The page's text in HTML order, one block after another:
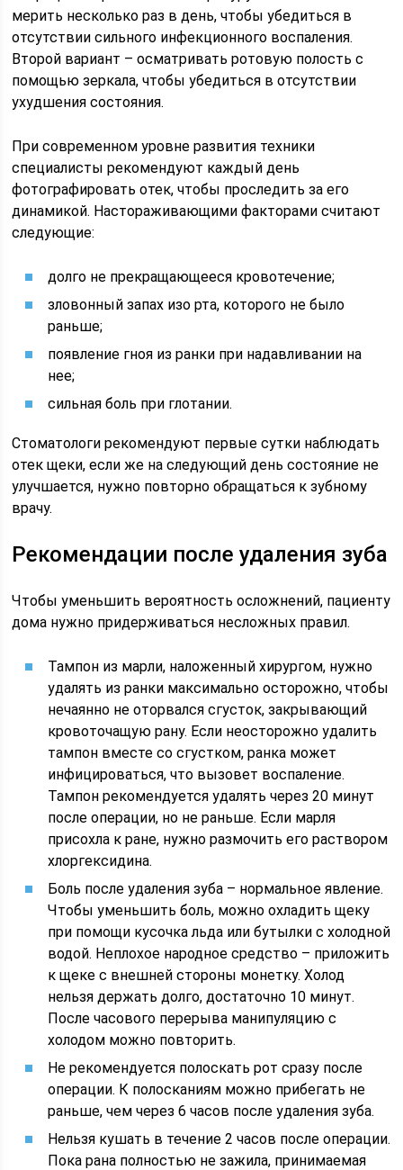
мерить несколько раз в день, чтобы убедиться в
отсутствии сильного инфекционного воспаления.
Второй вариант – осматривать ротовую полость с
помощью зеркала, чтобы убедиться в отсутствии
ухудшения состояния.
При современном уровне развития техники
специалисты рекомендуют каждый день
фотографировать отек, чтобы проследить за его
динамикой. Настораживающими факторами считают
следующие:
долго не прекращающееся кровотечение;
зловонный запах изо рта, которого не было
раньше;
появление гноя из ранки при надавливании на
нее;
сильная боль при глотании.
Стоматологи рекомендуют первые сутки наблюдать
отек щеки, если же на следующий день состояние не
улучшается, нужно повторно обращаться к зубному
врачу.
Рекомендации после удаления зуба
Чтобы уменьшить вероятность осложнений, пациенту
дома нужно придерживаться несложных правил.
Тампон из марли, наложенный хирургом, нужно
удалять из ранки максимально осторожно, чтобы
нечаянно не оторвался сгусток, закрывающий
кровоточащую рану. Если неосторожно удалить
тампон вместе со сгустком, ранка может
инфицироваться, что вызовет воспаление.
Тампон рекомендуется удалять через 20 минут
после операции, но не раньше. Если марля
присохла к ране, нужно размочить его раствором
хлоргексидина.
Боль после удаления зуба – нормальное явление.
Чтобы уменьшить боль, можно охладить щеку
при помощи кусочка льда или бутылки с холодной
водой. Неплохое народное средство – приложить
к щеке с внешней стороны монетку. Холод
нельзя держать долго, достаточно 10 минут.
После часового перерыва манипуляцию с
холодом можно повторить.
Не рекомендуется полоскать рот сразу после
операции. К полосканиям можно прибегать не
раньше, чем через 6 часов после удаления зуба.
Нельзя кушать в течение 2 часов после операции.
Пока рана полностью не зажила, принимаемая